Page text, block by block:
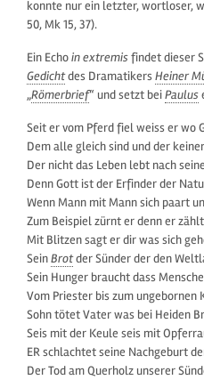
konnte nur ein letzter, wortloser,
50, Mk 15, 37).
Ein Echoin extremisfindet dieser
Gedichtdes Dramatikers Heiner
„Römerbrief“ und setzt beiPaulus
Seit er vom Pferd fiel weiss er wo
Dem alle gleich sind und der
Der nicht das Leben lebt nach
Denn Gott ist der Erfinder der
Wenn Mann mit Mann sich paart
Zum Beispiel zürnt er denn er
Mit Blitzen sagt er dir was sich
SeinBrotder Sünder der den
Sein Hunger braucht dass
Vom Priester bis zum ungebornen
Sohn tötet Vater was bei Heiden
Seis mit der Keule seis mit
ER schlachtet seine Nachgeburt
Der Tod am Querholz unserer